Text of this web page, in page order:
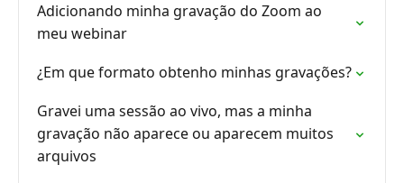
Adicionando minha gravação do Zoom ao
meu webinar
¿Em que formato obtenho minhas gravações?
Gravei uma sessão ao vivo, mas a minha
gravação não aparece ou aparecem muitos
arquivos